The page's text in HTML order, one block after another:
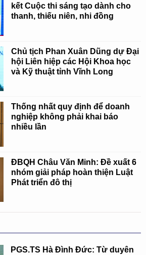
kết Cuộc thi sáng tạo dành cho
thanh, thiếu niên, nhi đồng
Chủ tịch Phan Xuân Dũng dự Đại
hội Liên hiệp các Hội Khoa học
và Kỹ thuật tỉnh Vĩnh Long
Thống nhất quy định để doanh
nghiệp không phải khai báo
nhiều lần
ĐBQH Châu Văn Minh: Đề xuất 6
nhóm giải pháp hoàn thiện Luật
Phát triển đô thị
PGS.TS Hà Đình Đức: Từ duyên